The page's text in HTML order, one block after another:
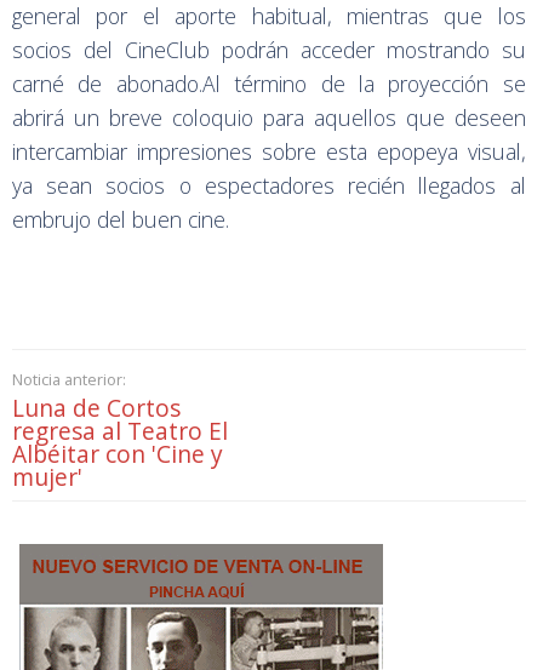
general por el aporte habitual, mientras que los
socios del CineClub podrán acceder mostrando su
carné de abonado.Al término de la proyección se
abrirá un breve coloquio para aquellos que deseen
intercambiar impresiones sobre esta epopeya visual,
ya sean socios o espectadores recién llegados al
embrujo del buen cine.
Noticia anterior:
Luna de Cortos
regresa al Teatro El
Albéitar con 'Cine y
mujer'